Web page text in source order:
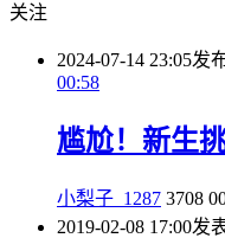
关注
2024-07-14 23:05发
00:58
尴尬！新生
小梨子_1287 3708
2019-02-08 17:00发